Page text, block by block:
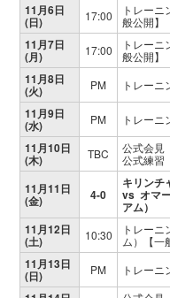
11月6日
(日) 17:00
トレー
般公開】
11月7日
(月) 17:00
トレー
般公開】
11月8日
(火) PM トレーニ
11月9日
(水) PM トレーニ
11月10日
(木) TBC
公式会見
公式練習
11月11日
(金) 4-0
キリンチ
vs オマ
アム）
11月12日
(土) 10:30
トレー
ム）【一
11月13日
(日) PM トレーニ